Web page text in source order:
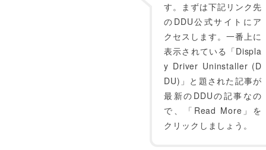
す。まずは下記リンク先
のDDU公式サイトにア
クセスします。一番上に
表示されている「Displa
y Driver Uninstaller (D
DU)」と題された記事が
最新のDDUの記事なの
で、「Read More」を
クリックしましょう。